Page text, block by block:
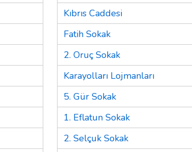
Kıbrıs Caddesi
Fatih Sokak
2. Oruç Sokak
Karayolları Lojmanları
5. Gür Sokak
1. Eflatun Sokak
2. Selçuk Sokak